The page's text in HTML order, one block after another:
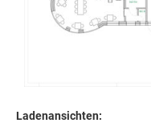
Ladenansichten: